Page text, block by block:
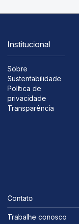
Institucional
Sobre
Sustentabilidade
Política de
privacidade
Transparência
Contato
Trabalhe conosco